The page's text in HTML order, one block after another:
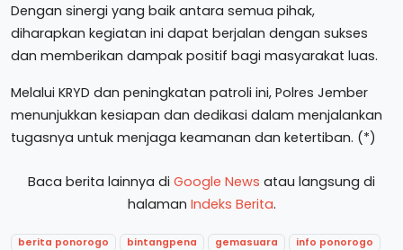
Dengan sinergi yang baik antara semua pihak,
diharapkan kegiatan ini dapat berjalan dengan sukses
dan memberikan dampak positif bagi masyarakat luas.
Melalui KRYD dan peningkatan patroli ini, Polres Jember
menunjukkan kesiapan dan dedikasi dalam menjalankan
tugasnya untuk menjaga keamanan dan ketertiban. (*)
Baca berita lainnya di Google News atau langsung di
halaman Indeks Berita.
berita ponorogo bintangpena gemasuara
info ponorogo